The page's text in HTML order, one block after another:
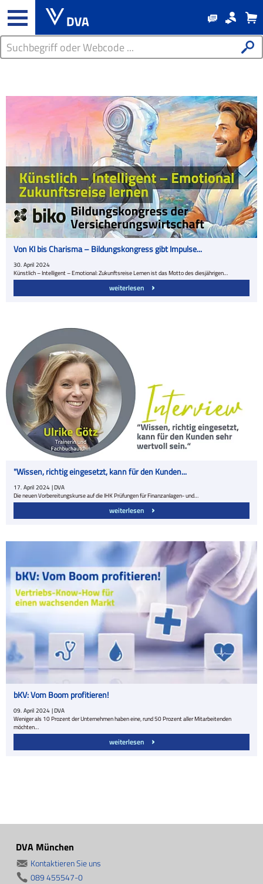
Von KI bis Charisma – Bildungskongress gibt Impulse...
30. April 2024
Künstlich – Intelligent – Emotional: Zukunftsreise Lernen ist das Motto des diesjährigen…
weiterlesen
"Wissen, richtig eingesetzt, kann für den Kunden...
17. April 2024 | DVA
Die neuen Vorbereitungskurse auf die IHK Prüfungen für Finanzanlagen- und…
weiterlesen
bKV: Vom Boom profitieren!
09. April 2024 | DVA
Weniger als 10 Prozent der Unternehmen haben eine, rund 50 Prozent aller Mitarbeitenden
möchten…
weiterlesen
DVA München
Kontaktieren Sie uns
089 455547-0